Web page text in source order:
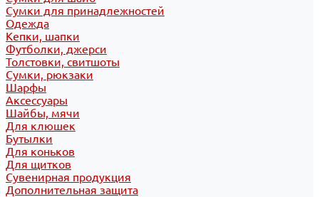
Сумки для принадлежностей
Одежда
Кепки, шапки
Футболки, джерси
Толстовки, свитшоты
Сумки, рюкзаки
Шарфы
Аксессуары
Шайбы, мячи
Для клюшек
Бутылки
Для коньков
Для щитков
Сувенирная продукция
Дополнительная защита